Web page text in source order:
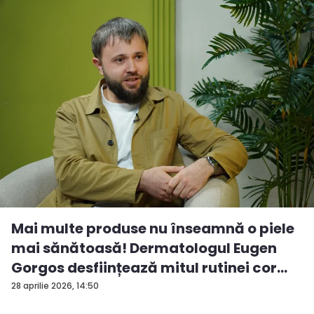
28 aprilie 2026, 14:50
Mai multe produse nu înseamnă o piele
mai sănătoasă! Dermatologul Eugen
Gorgos desființează mitul rutinei cor...